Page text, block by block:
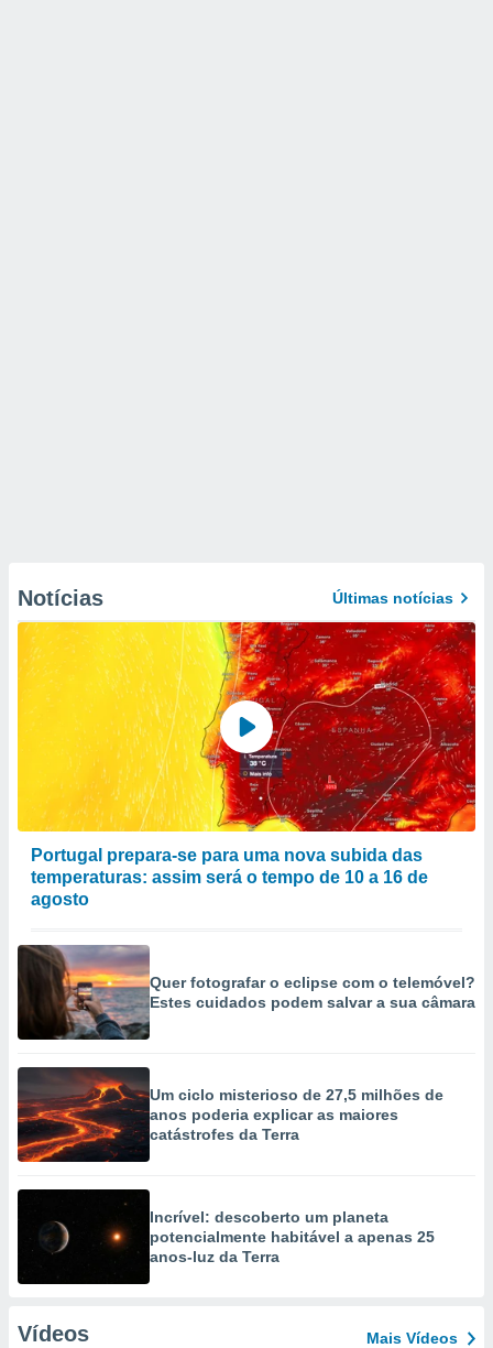
Notícias Últimas notícias
Portugal prepara-se para uma nova subida das
temperaturas: assim será o tempo de 10 a 16 de
agosto
Quer fotografar o eclipse com o telemóvel?
Estes cuidados podem salvar a sua câmara
Um ciclo misterioso de 27,5 milhões de
anos poderia explicar as maiores
catástrofes da Terra
Incrível: descoberto um planeta
potencialmente habitável a apenas 25
anos-luz da Terra
Vídeos Mais Vídeos